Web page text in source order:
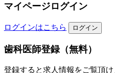
マイページログイン
ログインはこちら
歯科医師登録（無料）
登録すると求人情報をご覧頂